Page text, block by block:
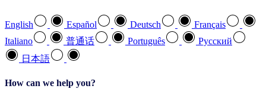
English Español Deutsch
Français
Italiano
普通话 Português
Pусский
日本語
How can we help you?